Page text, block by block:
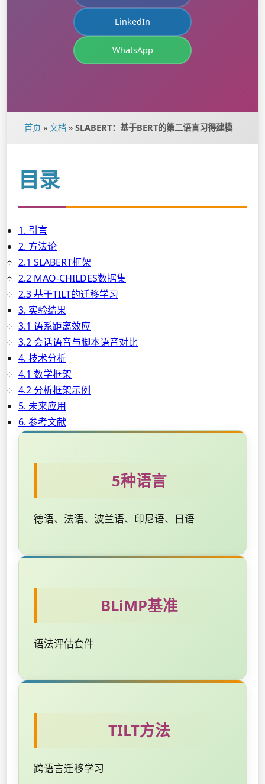
LinkedIn
WhatsApp
首页 » 文档 » SLABERT：基于BERT的第二语言习得建模
目录
1. 引言
2. 方法论
2.1 SLABERT框架
2.2 MAO-CHILDES数据集
2.3 基于TILT的迁移学习
3. 实验结果
3.1 语系距离效应
3.2 会话语音与脚本语音对比
4. 技术分析
4.1 数学框架
4.2 分析框架示例
5. 未来应用
6. 参考文献
5种语言
德语、法语、波兰语、印尼语、日语
BLiMP基准
语法评估套件
TILT方法
跨语言迁移学习